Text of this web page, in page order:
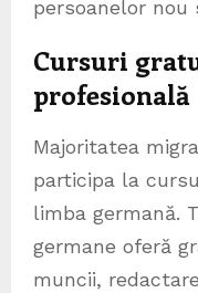
persoanelor nou
Cursuri
profesională
Majoritatea
participa la
limba germană.
germane oferă
muncii,